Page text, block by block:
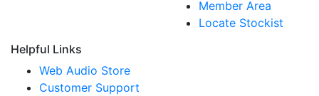
Member Area
Locate Stockist
Helpful Links
Web Audio Store
Customer Support